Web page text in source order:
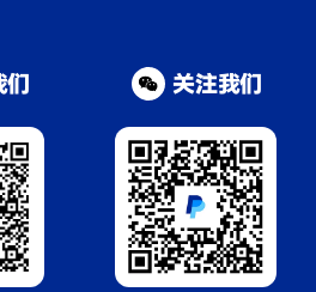
们 关注我们